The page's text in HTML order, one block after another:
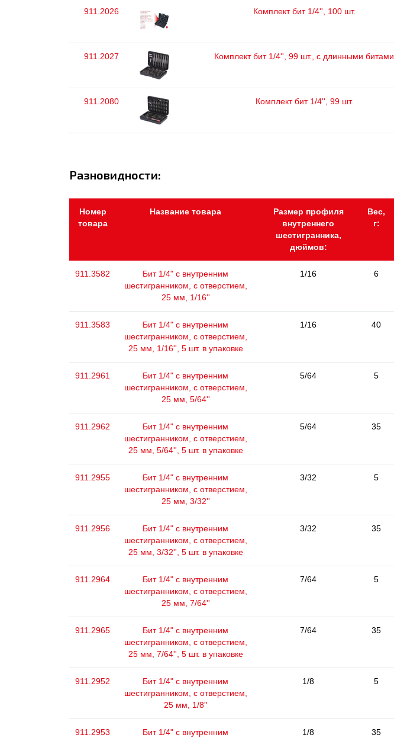
911.2026 Комплект бит 1/4'', 100 шт.
911.2027 Комплект бит 1/4'', 99 шт., с длинными битами
911.2080 Комплект бит 1/4'', 99 шт.
Разновидности:
Номер
товара
Название товара
Размер профиля
внутреннего
шестигранника,
дюймов:
Вес,
г:
911.3582
Бит 1/4" с внутренним
шестигранником, с отверстием,
25 мм, 1/16''
1/16 6
911.3583
Бит 1/4" с внутренним
шестигранником, с отверстием,
25 мм, 1/16'', 5 шт. в упаковке
1/16 40
911.2961
Бит 1/4" с внутренним
шестигранником, с отверстием,
25 мм, 5/64''
5/64 5
911.2962
Бит 1/4" с внутренним
шестигранником, с отверстием,
25 мм, 5/64'', 5 шт. в упаковке
5/64 35
911.2955
Бит 1/4" с внутренним
шестигранником, с отверстием,
25 мм, 3/32''
3/32 5
911.2956
Бит 1/4" с внутренним
шестигранником, с отверстием,
25 мм, 3/32'', 5 шт. в упаковке
3/32 35
911.2964
Бит 1/4" с внутренним
шестигранником, с отверстием,
25 мм, 7/64''
7/64 5
911.2965
Бит 1/4" с внутренним
шестигранником, с отверстием,
25 мм, 7/64'', 5 шт. в упаковке
7/64 35
911.2952
Бит 1/4" с внутренним
шестигранником, с отверстием,
25 мм, 1/8''
1/8 5
911.2953
Бит 1/4" с внутренним
1/8 35